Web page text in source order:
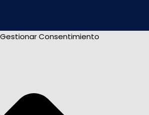
Gestionar Consentimiento